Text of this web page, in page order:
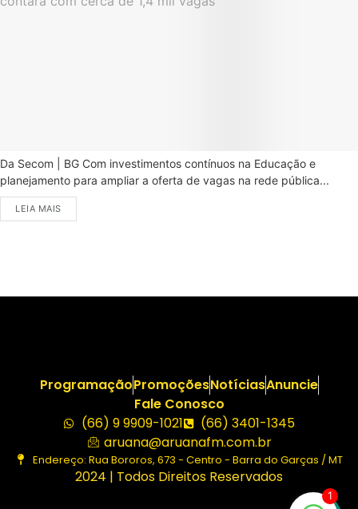
Da Secom | BG Com investimentos contínuos na Educação e
planejamento para ampliar a oferta de vagas na rede pública...
LEIA MAIS
ProgramaçãoPromoçõesNotíciasAnuncie
Fale Conosco
(66) 9 9909-1021
(66) 3401-1345
aruana@aruanafm.com.br
Endereço: Rua Bororos, 673 - Centro - Barra do Garças / MT
2024 | Todos Direitos Reservados
1